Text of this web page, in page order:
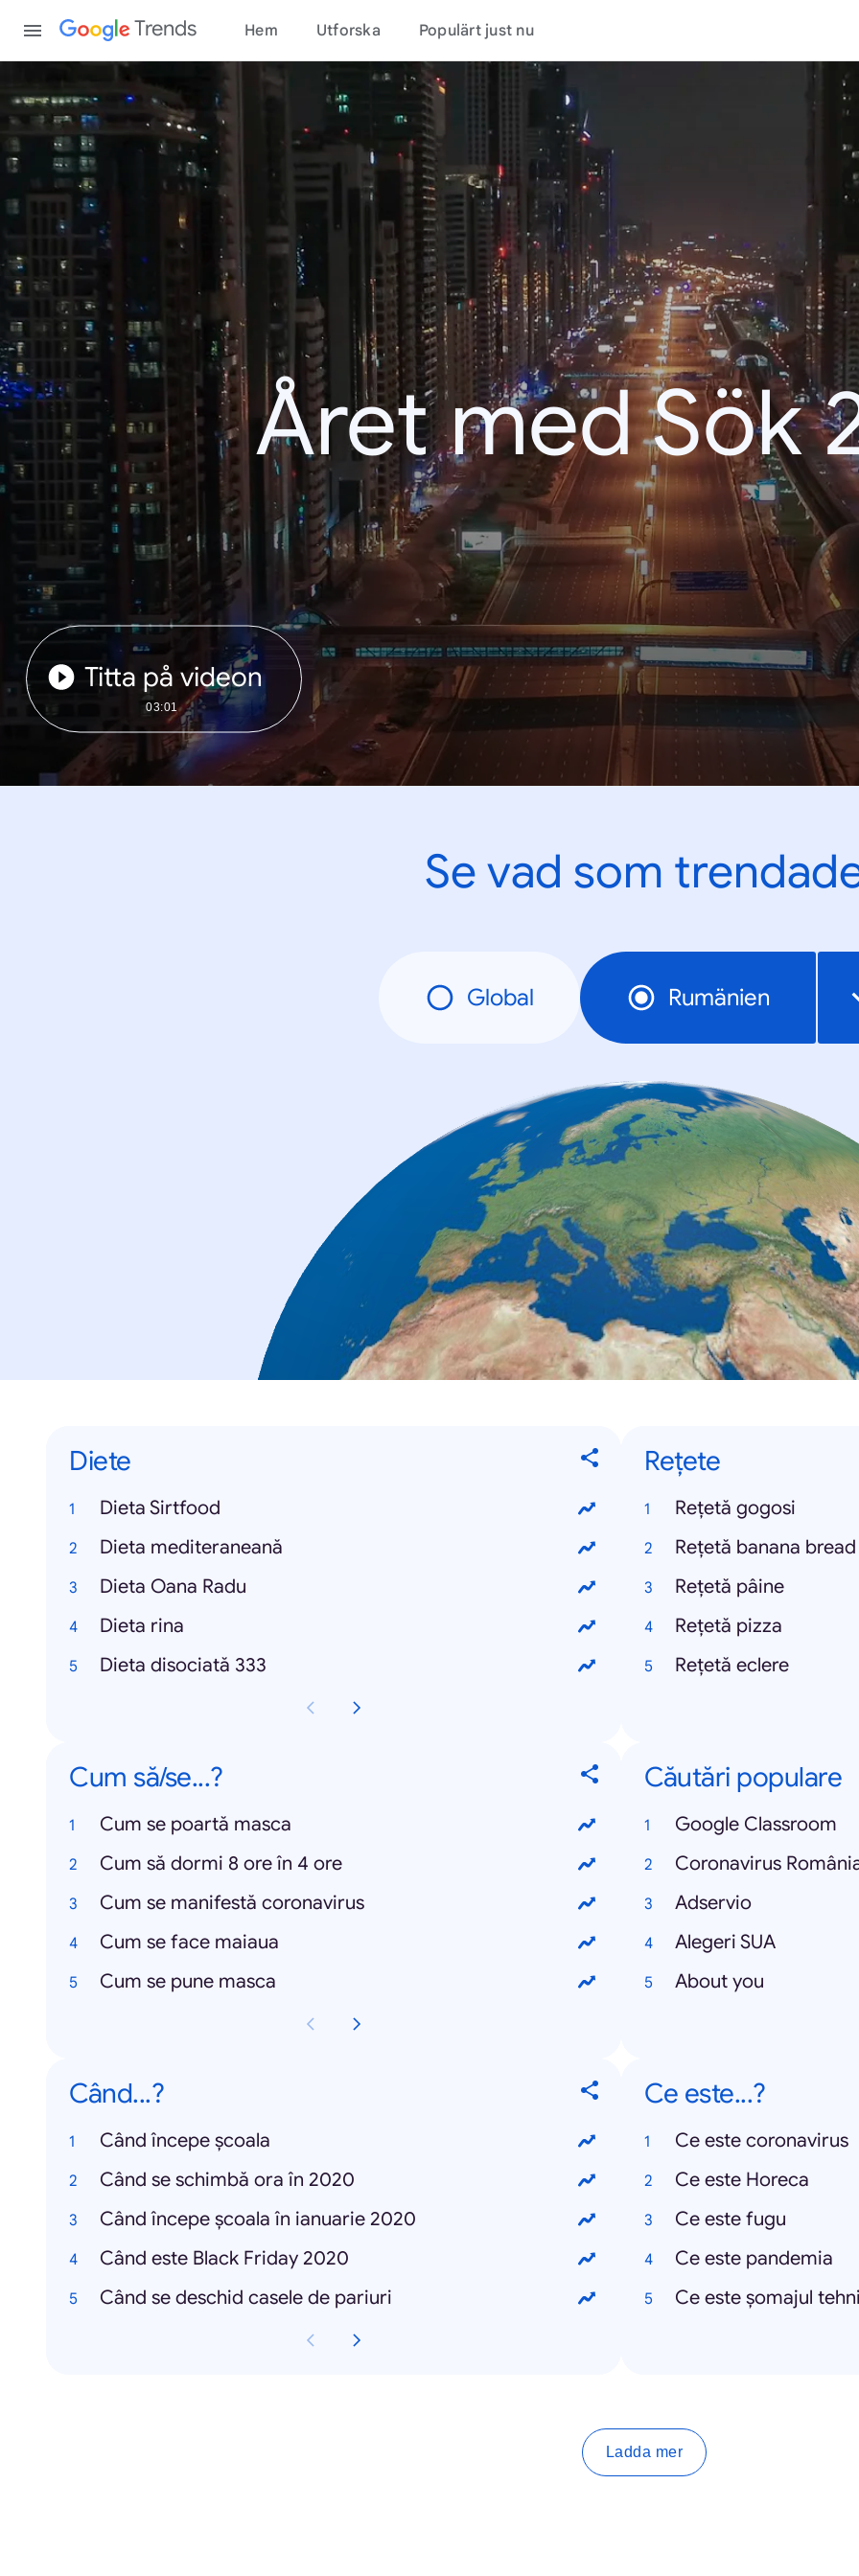
Trends Hem Utforska Populärt just nu
Året med Sök
Titta på videon
03:01
Se vad som
Global Rumänien
Diete
Dieta Sirtfood
Dieta mediteraneană
Dieta Oana Radu
Dieta rina
Dieta disociată 333
Rețete
Rețetă gogosi
Rețetă banana bread
Rețetă pâine
Rețetă pizza
Rețetă eclere
Cum să/se...?
Cum se poartă masca
Cum să dormi 8 ore în 4 ore
Cum se manifestă coronavirus
Cum se face maiaua
Cum se pune masca
Căutări populare
Google Classroom
Coronavirus
Adservio
Alegeri SUA
About you
Când...?
Când începe școala
Când se schimbă ora în 2020
Când începe școala în ianuarie 2020
Când este Black Friday 2020
Când se deschid casele de pariuri
Ce este...?
Ce este coronavirus
Ce este Horeca
Ce este fugu
Ce este pandemia
Ce este șomajul
Ladda mer